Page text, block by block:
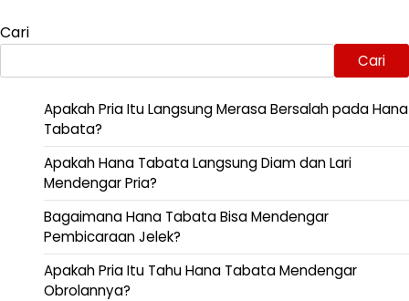
Cari
Cari
Apakah Pria Itu Langsung Merasa Bersalah pada Hana
Tabata?
Apakah Hana Tabata Langsung Diam dan Lari
Mendengar Pria?
Bagaimana Hana Tabata Bisa Mendengar
Pembicaraan Jelek?
Apakah Pria Itu Tahu Hana Tabata Mendengar
Obrolannya?